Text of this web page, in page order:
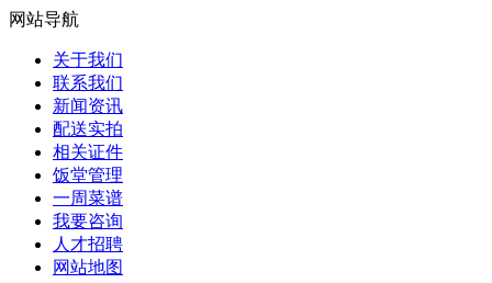
网站导航
关于我们
联系我们
新闻资讯
配送实拍
相关证件
饭堂管理
一周菜谱
我要咨询
人才招聘
网站地图